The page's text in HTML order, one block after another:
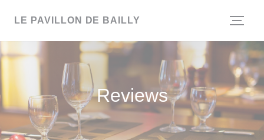
LE PAVILLON DE BAILLY
Reviews